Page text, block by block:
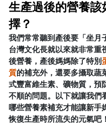
生產過後的營養該
擇？
我們常常聽到產後要「坐月
台灣文化長就以來就非常重
後營養，產後媽媽除了特別
質的補充外，還要多攝取蔬
式豐富維生素、礦物質，預
不順的問題。以下就讓我們
哪些營養素補充才能讓新手
恢復生產時所流失的元氣吧！